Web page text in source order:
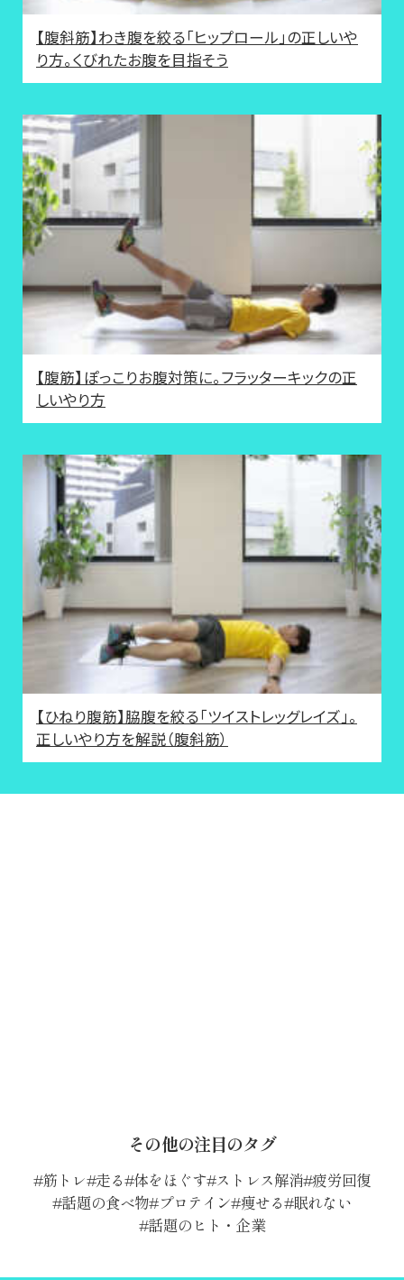
【腹斜筋】わき腹を絞る「ヒップロール」の正しいや
り方。くびれたお腹を目指そう
【腹筋】ぽっこりお腹対策に。フラッターキックの正
しいやり方
【ひねり腹筋】脇腹を絞る「ツイストレッグレイズ」。
正しいやり方を解説（腹斜筋）
その他の注目のタグ
筋トレ 走る 体をほぐす ストレス解消 疲労回復
話題の食べ物 プロテイン 痩せる 眠れない
話題のヒト・企業